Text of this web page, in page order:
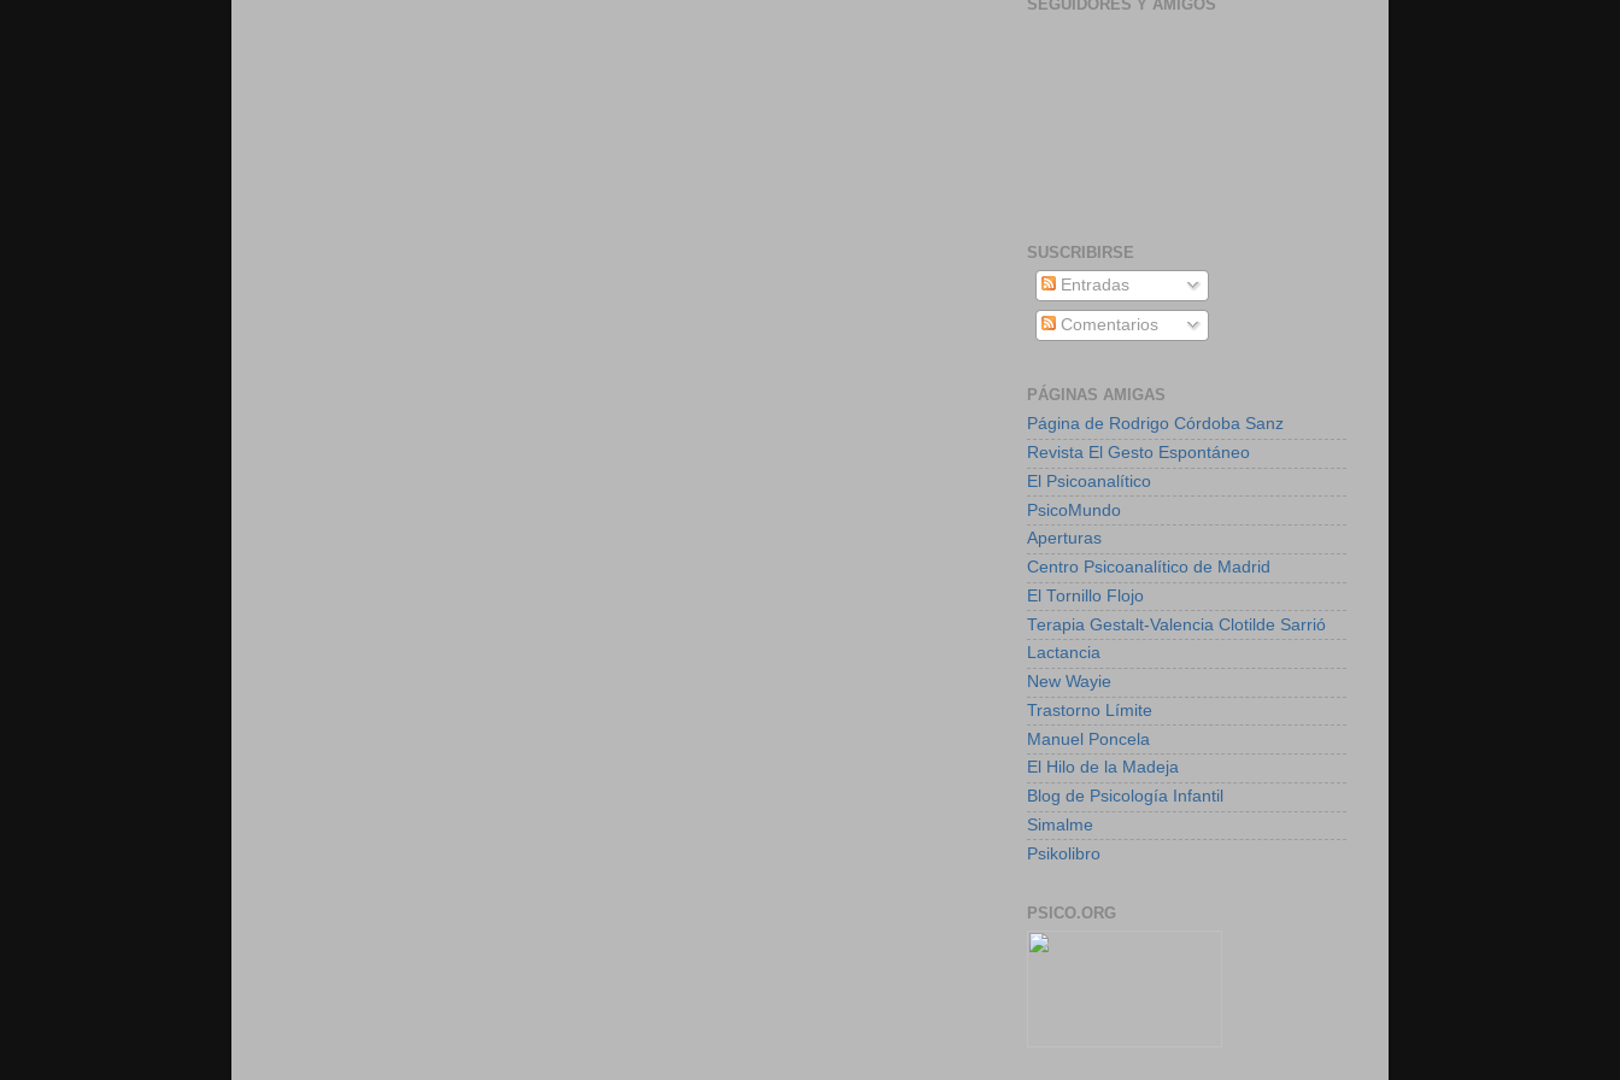
SEGUIDORES Y AMIGOS
SUSCRIBIRSE
Entradas
Comentarios
PÁGINAS AMIGAS
Página de Rodrigo Córdoba Sanz
Revista El Gesto Espontáneo
El Psicoanalítico
PsicoMundo
Aperturas
Centro Psicoanalítico de Madrid
El Tornillo Flojo
Terapia Gestalt-Valencia Clotilde Sarrió
Lactancia
New Wayie
Trastorno Límite
Manuel Poncela
El Hilo de la Madeja
Blog de Psicología Infantil
Simalme
Psikolibro
PSICO.ORG